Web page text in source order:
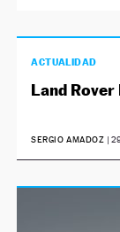
ACTUALIDAD
Land
SERGIO AMADOZ |